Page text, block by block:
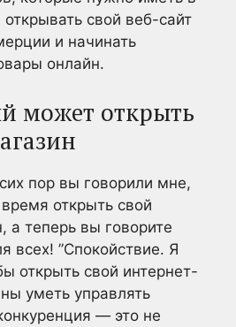
свой веб-сайт
и начинать
онлайн.
может открыть
пор вы говорили мне,
открыть свой
а теперь вы говорите
всех! ”Спокойствие. Я
открыть свой интернет-
уметь управлять
— это не